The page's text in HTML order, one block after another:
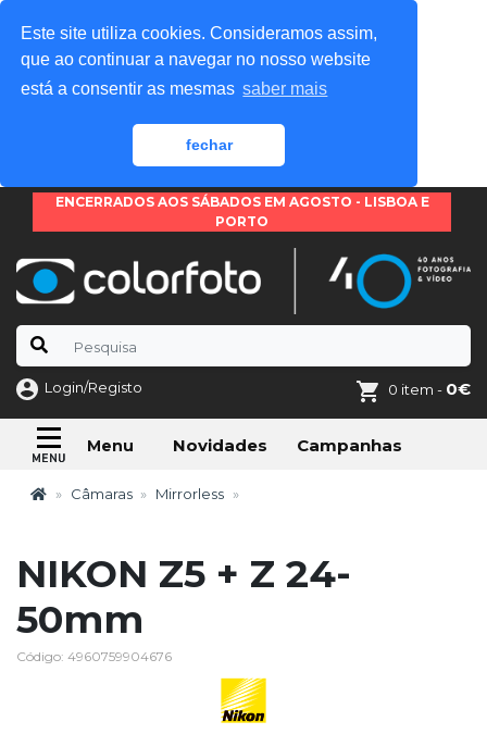
Este site utiliza cookies. Consideramos assim,
que ao continuar a navegar no nosso website
está a consentir as mesmas saber mais
fechar
ENCERRADOS AOS SÁBADOS EM AGOSTO - LISBOA E
PORTO
Login/Registo 0 item - 0€
Menu Novidades Campanhas
Câmaras Mirrorless
NIKON Z5 + Z 24-
50mm
Código: 4960759904676